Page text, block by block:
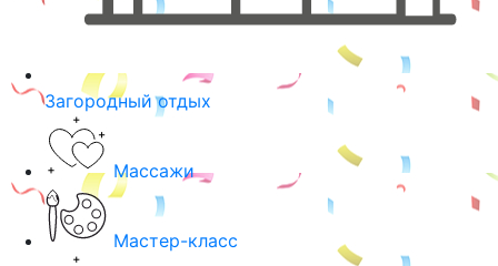
Загородный отдых
Массажи
Мастер-класс